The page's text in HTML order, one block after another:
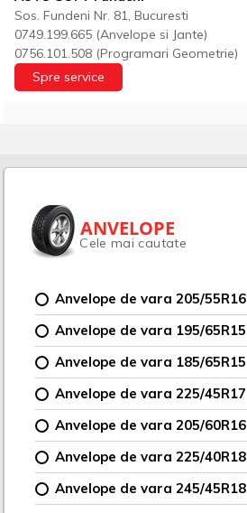
Sos. Fundeni Nr. 81, Bucuresti
0749.199.665 (Anvelope si Jante)
0756.101.508 (Programari Geometrie)
Spre service
ANVELOPE
Cele mai cautate
Anvelope de vara 205/55R16
Anvelope de vara 195/65R15
Anvelope de vara 185/65R15
Anvelope de vara 225/45R17
Anvelope de vara 205/60R16
Anvelope de vara 225/40R18
Anvelope de vara 245/45R18